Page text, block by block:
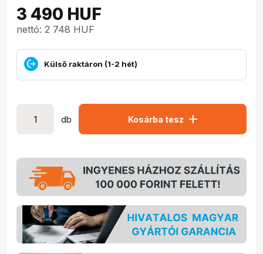
3 490 HUF
nettó: 2 748 HUF
Külső raktáron (1-2 hét)
db Kosárba tesz add